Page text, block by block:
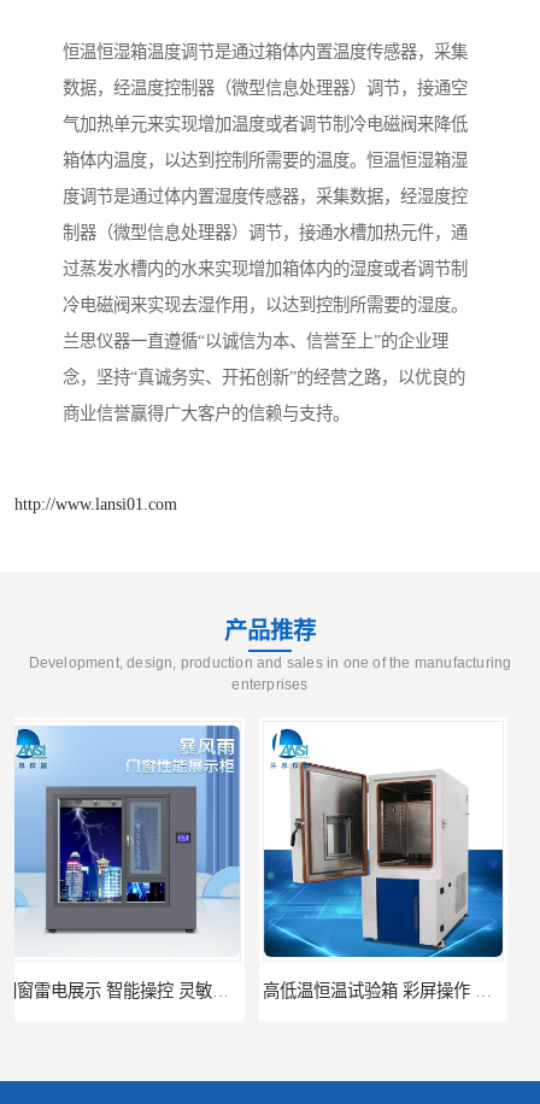
恒温恒湿箱温度调节是通过箱体内置温度传感器，采集
数据，经温度控制器（微型信息处理器）调节，接通空
气加热单元来实现增加温度或者调节制冷电磁阀来降低
箱体内温度，以达到控制所需要的温度。恒温恒湿箱湿
度调节是通过体内置湿度传感器，采集数据，经湿度控
制器（微型信息处理器）调节，接通水槽加热元件，通
过蒸发水槽内的水来实现增加箱体内的湿度或者调节制
冷电磁阀来实现去湿作用，以达到控制所需要的湿度。
兰思仪器一直遵循“以诚信为本、信誉至上”的企业理
念，坚持“真诚务实、开拓创新”的经营之路，以优良的
商业信誉赢得广大客户的信赖与支持。
http://www.lansi01.com
产品推荐
Development, design, production and sales in one of the manufacturing
enterprises